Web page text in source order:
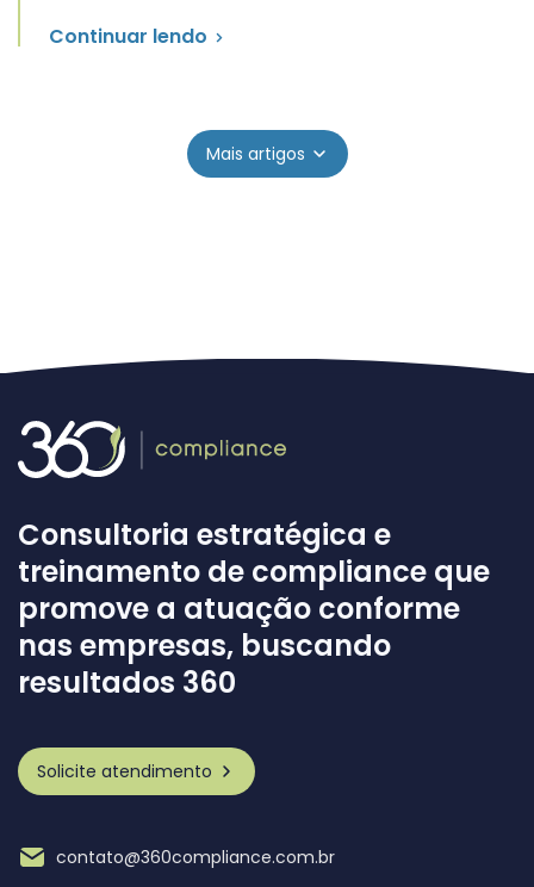
Continuar lendo
Mais artigos
Consultoria estratégica e
treinamento de compliance que
promove a atuação conforme
nas empresas, buscando
resultados 360
Solicite atendimento
contato@360compliance.com.br